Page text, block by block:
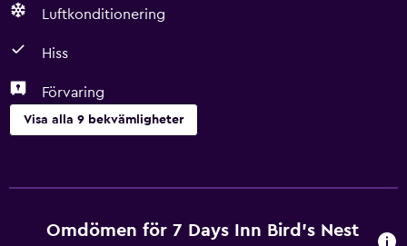
Luftkonditionering
Hiss
Förvaring
Visa alla 9 bekvämligheter
Rumservice
Reception dygnet runt
Omdömen för 7 Days Inn Bird's Nest